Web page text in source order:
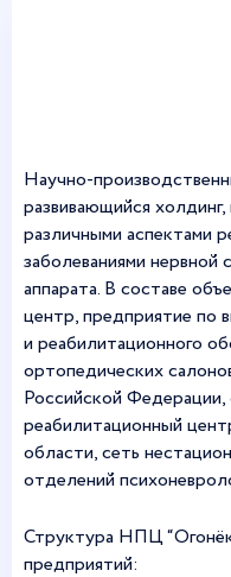
Научно-
развивающийся
различными аспектами
заболеваниями нервной
аппарата. В составе
центр, предприятие по
и реабилитационного
ортопедических
Российской
реабилитационный
области, сеть
отделений
Структура НПЦ
предприятий: